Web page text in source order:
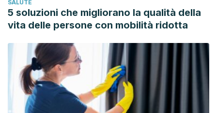
https://doi.org/10.3122/jabfm.2011.04.100272
Biggs, W. S., & Dery, W. H. (2006). Evaluation and treatment
of constipation in infants and children. American Family
Physician.
https://doi.org/10.1097/01.mpg.0000233159.97667.c3
James W Anderson, Pat Baird, Richard H Davis, Jr, Stefanie
Ferreri, Mary Knudtson, Ashraf Koraym, Valerie Waters,
Christine L Williams, Health benefits of dietary
SALUTE
5 soluzioni che migliorano la qualità della
vita delle persone con mobilità ridotta